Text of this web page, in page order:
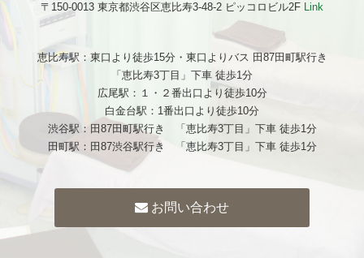
〒150-0013 東京都渋谷区恵比寿3-48-2 ピッコロビル2F Link
恵比寿駅：東口より徒歩15分・東口よりバス 田87田町駅行き
「恵比寿3丁目」下車 徒歩1分
広尾駅：１・２番出口より徒歩10分
白金台駅：1番出口より徒歩10分
渋谷駅：田87田町駅行き 「恵比寿3丁目」下車 徒歩1分
田町駅：田87渋谷駅行き 「恵比寿3丁目」下車 徒歩1分
お問い合わせ